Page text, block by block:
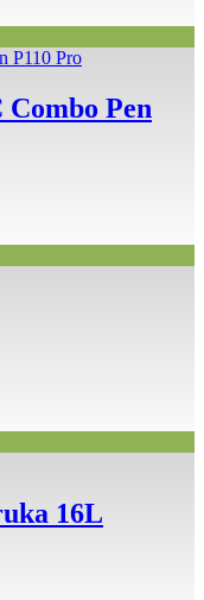
Pen
16L